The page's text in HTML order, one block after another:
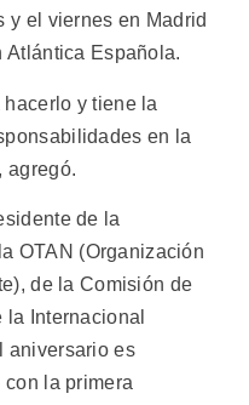
y el viernes en Madrid
Española.
y tiene la
en la
agregó.
de la
OTAN (Organización
de la Comisión de
Internacional
aniversario es
la primera